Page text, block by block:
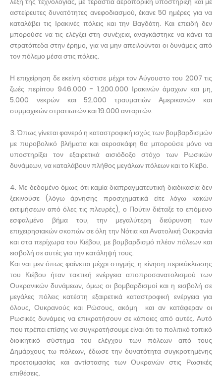
αστείρευτες δυνατότητες ανεφοδιασμού, έκανε 50 ημέρες για να
καταλάβει τις Ιρακινές πόλεις και την Βαγδάτη. Και επειδή δεν
μπορούσε να τις ελέγξει στη συνέχεια, αναγκάστηκε να κάνει τα
στρατόπεδα στην έρημο, για να μην απειλούνται οι δυνάμεις από
τον πόλεμο μέσα στις πόλεις.
Η επιχείρηση δε εκείνη κόστισε μέχρι τον Αύγουστο του 2007 τις
ζωές περίπου 946.000 - 1.200.000 Ιρακινών άμαχων και μη,
5.000 νεκρών και 52.000 τραυματιών Αμερικανών και
συμμαχικών στρατιωτών και 19.000 ανταρτών.
3. Όπως γίνεται φανερό η καταστροφική ισχύς των βομβαρδισμών
με πυροβολικό βλήματα και αεροσκάφη θα μπορούσε μόνο να
υποστηρίξει τον εξαιρετικά αισιόδοξο στόχο των Ρωσικών
δυνάμεων, να καταλάβουν πλήθος μεγάλων πόλεων και το Κίεβο.
4. Με δεδομένο όμως ότι καμία διαπραγματευτική διαδικασία δεν
ξεκινούσε (λόγω άρνησης προσχηματικά είτε λόγω κακών
εκτιμήσεων από όλες τις πλευρές), ο Πούτιν διέταξε το επόμενο
εσφαλμένο βήμα του, την μεγαλύτερη διεύρυνση των
επιχειρησιακών σκοπών σε όλη την Νότια και Ανατολική Ουκρανία
και στα περίχωρα του Κιέβου, με βομβαρδισμό πλέον πόλεων και
εισβολή σε αυτές για την κατάληψή τους.
Και ναι μεν όπως φαίνεται μέχρι στιγμής, η κίνηση περικύκλωσης
του Κιέβου ήταν τακτική ενέργεια αποπροσανατολισμού των
Ουκρανικών δυνάμεων, όμως οι βομβαρδισμοί και η εισβολή σε
μεγάλες πόλεις κατέστη εξαιρετικά καταστροφική ενέργεια για
όλους, Ουκρανούς και Ρώσους, ακόμη και αν κατάφεραν οι
Ρωσικές δυνάμεις να επικρατήσουν σε κάποιες από αυτές. Αυτό
που πρέπει επίσης να συγκρατήσουμε είναι ότι το πολιτικό τοπικό
διοικητικό σύστημα του ελέγχου των πόλεων από τους
Δημάρχους τω πόλεων, έδωσε την δυνατότητα συγκροτημένης
προετοιμασίας και αντίστασης των Ουκρανών στις Ρωσικές
επιθέσεις.